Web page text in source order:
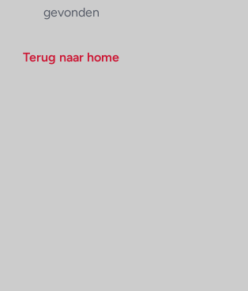
gevonden
Terug naar home